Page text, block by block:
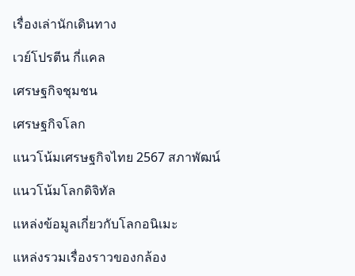
เรื่องเล่านักเดินทาง
เวย์โปรตีน กี่แคล
เศรษฐกิจชุมชน
เศรษฐกิจโลก
แนวโน้มเศรษฐกิจไทย 2567 สภาพัฒน์
แนวโน้มโลกดิจิทัล
แหล่งข้อมูลเกี่ยวกับโลกอนิเมะ
แหล่งรวมเรื่องราวของกล้อง